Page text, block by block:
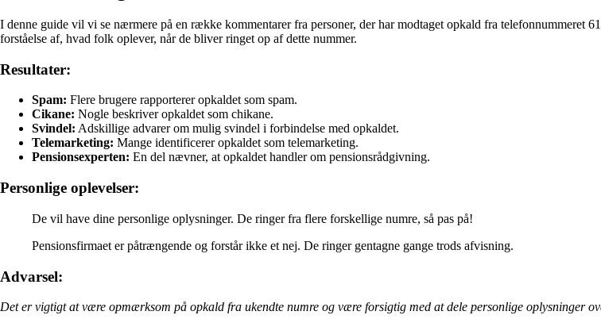
I denne guide vil vi se nærmere på en række kommentarer fra personer, der har modtaget opkald fra telefonnummeret
forståelse af, hvad folk oplever, når de bliver ringet op af dette nummer.
Resultater:
Spam: Flere brugere rapporterer opkaldet som spam.
Cikane: Nogle beskriver opkaldet som chikane.
Svindel: Adskillige advarer om mulig svindel i forbindelse med opkaldet.
Telemarketing: Mange identificerer opkaldet som telemarketing.
Pensionsexperten: En del nævner, at opkaldet handler om pensionsrådgivning.
Personlige oplevelser:
De vil have dine personlige oplysninger. De ringer fra flere forskellige numre, så pas på!
Pensionsfirmaet er påtrængende og forstår ikke et nej. De ringer gentagne gange trods afvisning.
Advarsel:
Det er vigtigt at være opmærksom på opkald fra ukendte numre og være forsigtig med at dele personlige oplysninger